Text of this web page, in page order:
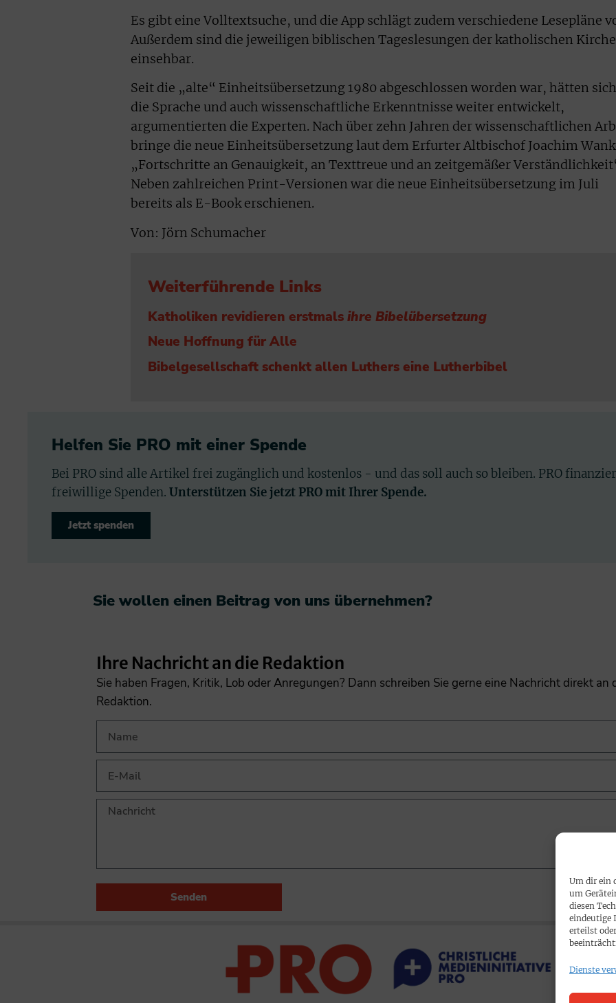
Um dir ein
um
diesen
eindeutige
erteilst
Dienste
Es gibt eine Volltextsuche, und die App schlägt zudem verschiedene Lesepläne
Außerdem sind die jeweiligen biblischen Tageslesungen der katholischen Kirche
einsehbar.
Seit die „alte“ Einheitsübersetzung 1980 abgeschlossen worden war, hätten sich
die Sprache und auch wissenschaftliche Erkenntnisse weiter entwickelt,
argumentierten die Experten. Nach über zehn Jahren der wissenschaftlichen
bringe die neue Einheitsübersetzung laut dem Erfurter Altbischof Joachim
„Fortschritte an Genauigkeit, an Texttreue und an zeitgemäßer
Neben zahlreichen Print-Versionen war die neue Einheitsübersetzung im Juli
bereits als E-Book erschienen.
Von: Jörn Schumacher
Weiterführende Links
Katholiken revidieren erstmalsihre Bibelübersetzung
Neue Hoffnung für Alle
Bibelgesellschaft schenkt allen Luthers eine Lutherbibel
Helfen Sie PRO mit einer Spende
Bei PRO sind alle Artikel frei zugänglich und kostenlos - und das soll auch so bleiben. PRO
freiwillige Spenden. Unterstützen Sie jetzt PRO mit Ihrer Spende.
Jetzt spenden
Sie wollen einen Beitrag von uns übernehmen?​
Ihre Nachricht an die Redaktion
Sie haben Fragen, Kritik, Lob oder Anregungen? Dann schreiben Sie gerne eine Nachricht direkt an
Redaktion.
Senden